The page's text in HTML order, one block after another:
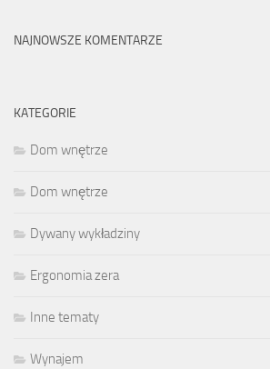
NAJNOWSZE KOMENTARZE
KATEGORIE
Dom wnętrze
Dom wnętrze
Dywany wykładziny
Ergonomia zera
Inne tematy
Wynajem